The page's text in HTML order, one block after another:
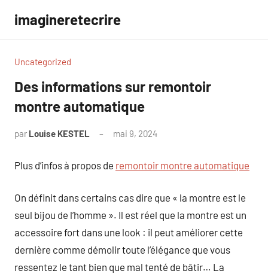
contenu
imagineretecrire
Uncategorized
Des informations sur remontoir
montre automatique
par Louise KESTEL mai 9, 2024
Plus d’infos à propos de remontoir montre automatique
On définit dans certains cas dire que « la montre est le
seul bijou de l’homme ». Il est réel que la montre est un
accessoire fort dans une look : il peut améliorer cette
dernière comme démolir toute l’élégance que vous
ressentez le tant bien que mal tenté de bâtir… La